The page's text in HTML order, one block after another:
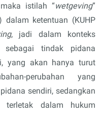
istilah “wetgeving”
dalam ketentuan (KUHP
, jadi dalam konteks
sebagai tindak pidana
yang akan hanya turut
perubahan yang
sendiri, sedangkan
terletak dalam hukum